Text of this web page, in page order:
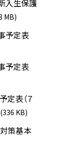
入生保護
MB)
予定表
予定表
表（７
(336 KB)
策基本